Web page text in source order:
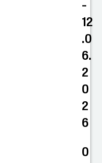
-
12
.0
6.
2
0
2
6
0